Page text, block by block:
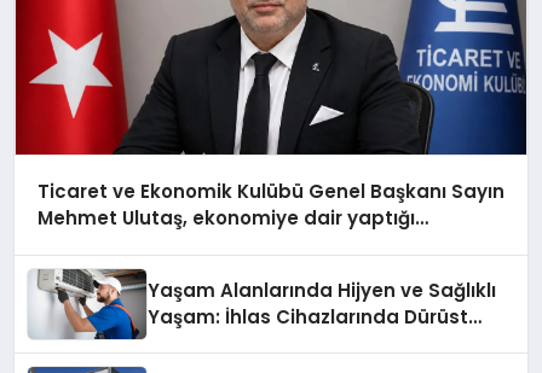
Ticaret ve Ekonomik Kulübü Genel Başkanı Sayın
Mehmet Ulutaş, ekonomiye dair yaptığı
Yaşam Alanlarında Hijyen ve Sağlıklı
Yaşam: İhlas Cihazlarında Dürüst